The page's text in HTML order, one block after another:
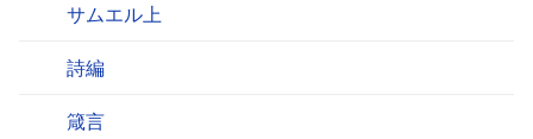
サムエル上
詩編
箴言